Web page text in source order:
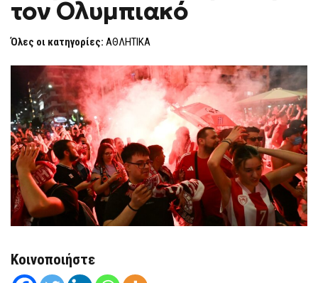
ΓΙΑ
ΤΟΝ
τον Ολυμπιακό
Όλες οι κατηγορίες: ΑΘΛΗΤΙΚΑ
Κοινοποιήστε